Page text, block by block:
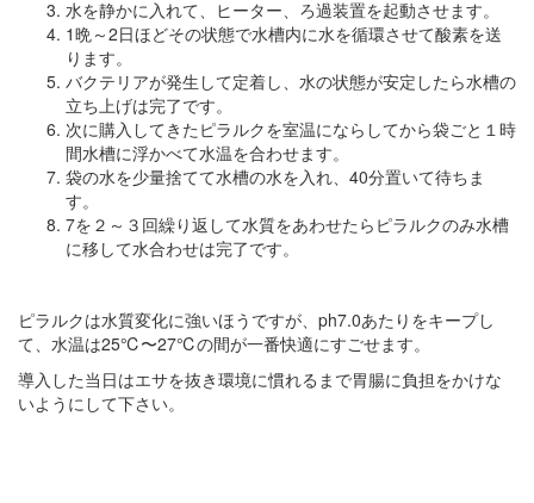
水を静かに入れて、ヒーター、ろ過装置を起動させます。
1晩～2日ほどその状態で水槽内に水を循環させて酸素を送
ります。
バクテリアが発生して定着し、水の状態が安定したら水槽の
立ち上げは完了です。
次に購入してきたピラルクを室温にならしてから袋ごと１時
間水槽に浮かべて水温を合わせます。
袋の水を少量捨てて水槽の水を入れ、40分置いて待ちま
す。
7を２～３回繰り返して水質をあわせたらピラルクのみ水槽
に移して水合わせは完了です。
ピラルクは水質変化に強いほうですが、ph7.0あたりをキープし
て、水温は25℃〜27℃の間が一番快適にすごせます。
導入した当日はエサを抜き環境に慣れるまで胃腸に負担をかけな
いようにして下さい。